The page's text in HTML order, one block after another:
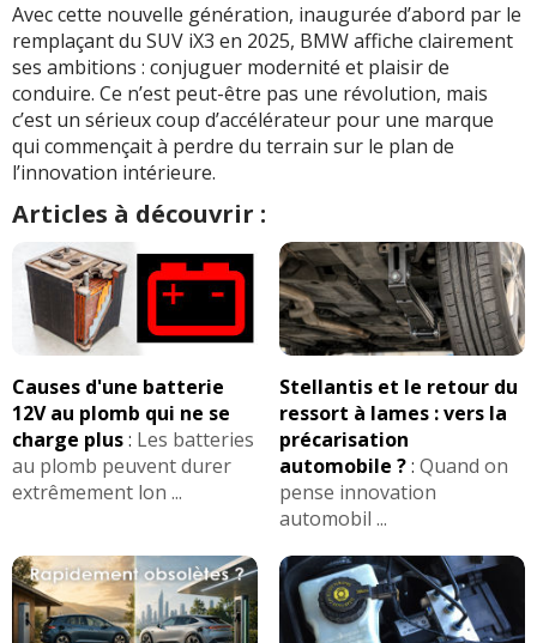
Avec cette nouvelle génération, inaugurée d’abord par le
remplaçant du SUV iX3 en 2025, BMW affiche clairement
ses ambitions : conjuguer modernité et plaisir de
conduire. Ce n’est peut-être pas une révolution, mais
c’est un sérieux coup d’accélérateur pour une marque
qui commençait à perdre du terrain sur le plan de
l’innovation intérieure.
Articles à découvrir :
Causes d'une batterie
12V au plomb qui ne se
charge plus: Les batteries
au plomb peuvent durer
extrêmement lon ...
Stellantis et le retour du
ressort à lames : vers la
précarisation
automobile ?: Quand on
pense innovation
automobil ...